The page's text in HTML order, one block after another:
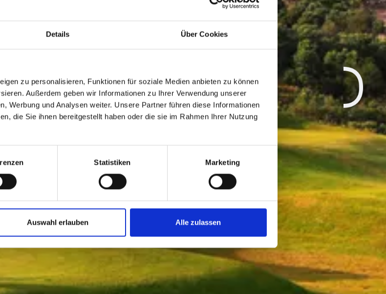
Details Über Cookies
zu personalisieren, Funktionen für soziale Medien anbieten zu können
Außerdem geben wir Informationen zu Ihrer Verwendung unserer
Werbung und Analysen weiter. Unsere Partner führen diese Informationen
die Sie ihnen bereitgestellt haben oder die sie im Rahmen Ihrer Nutzung
Statistiken Marketing
Auswahl erlauben Alle zulassen
Next